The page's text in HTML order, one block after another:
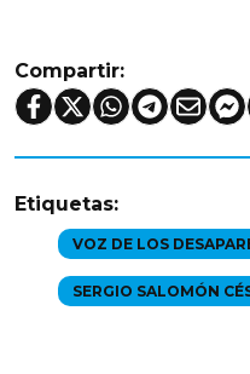
Compartir:
Etiquetas:
VOZ DE LOS
SERGIO SALOMÓN